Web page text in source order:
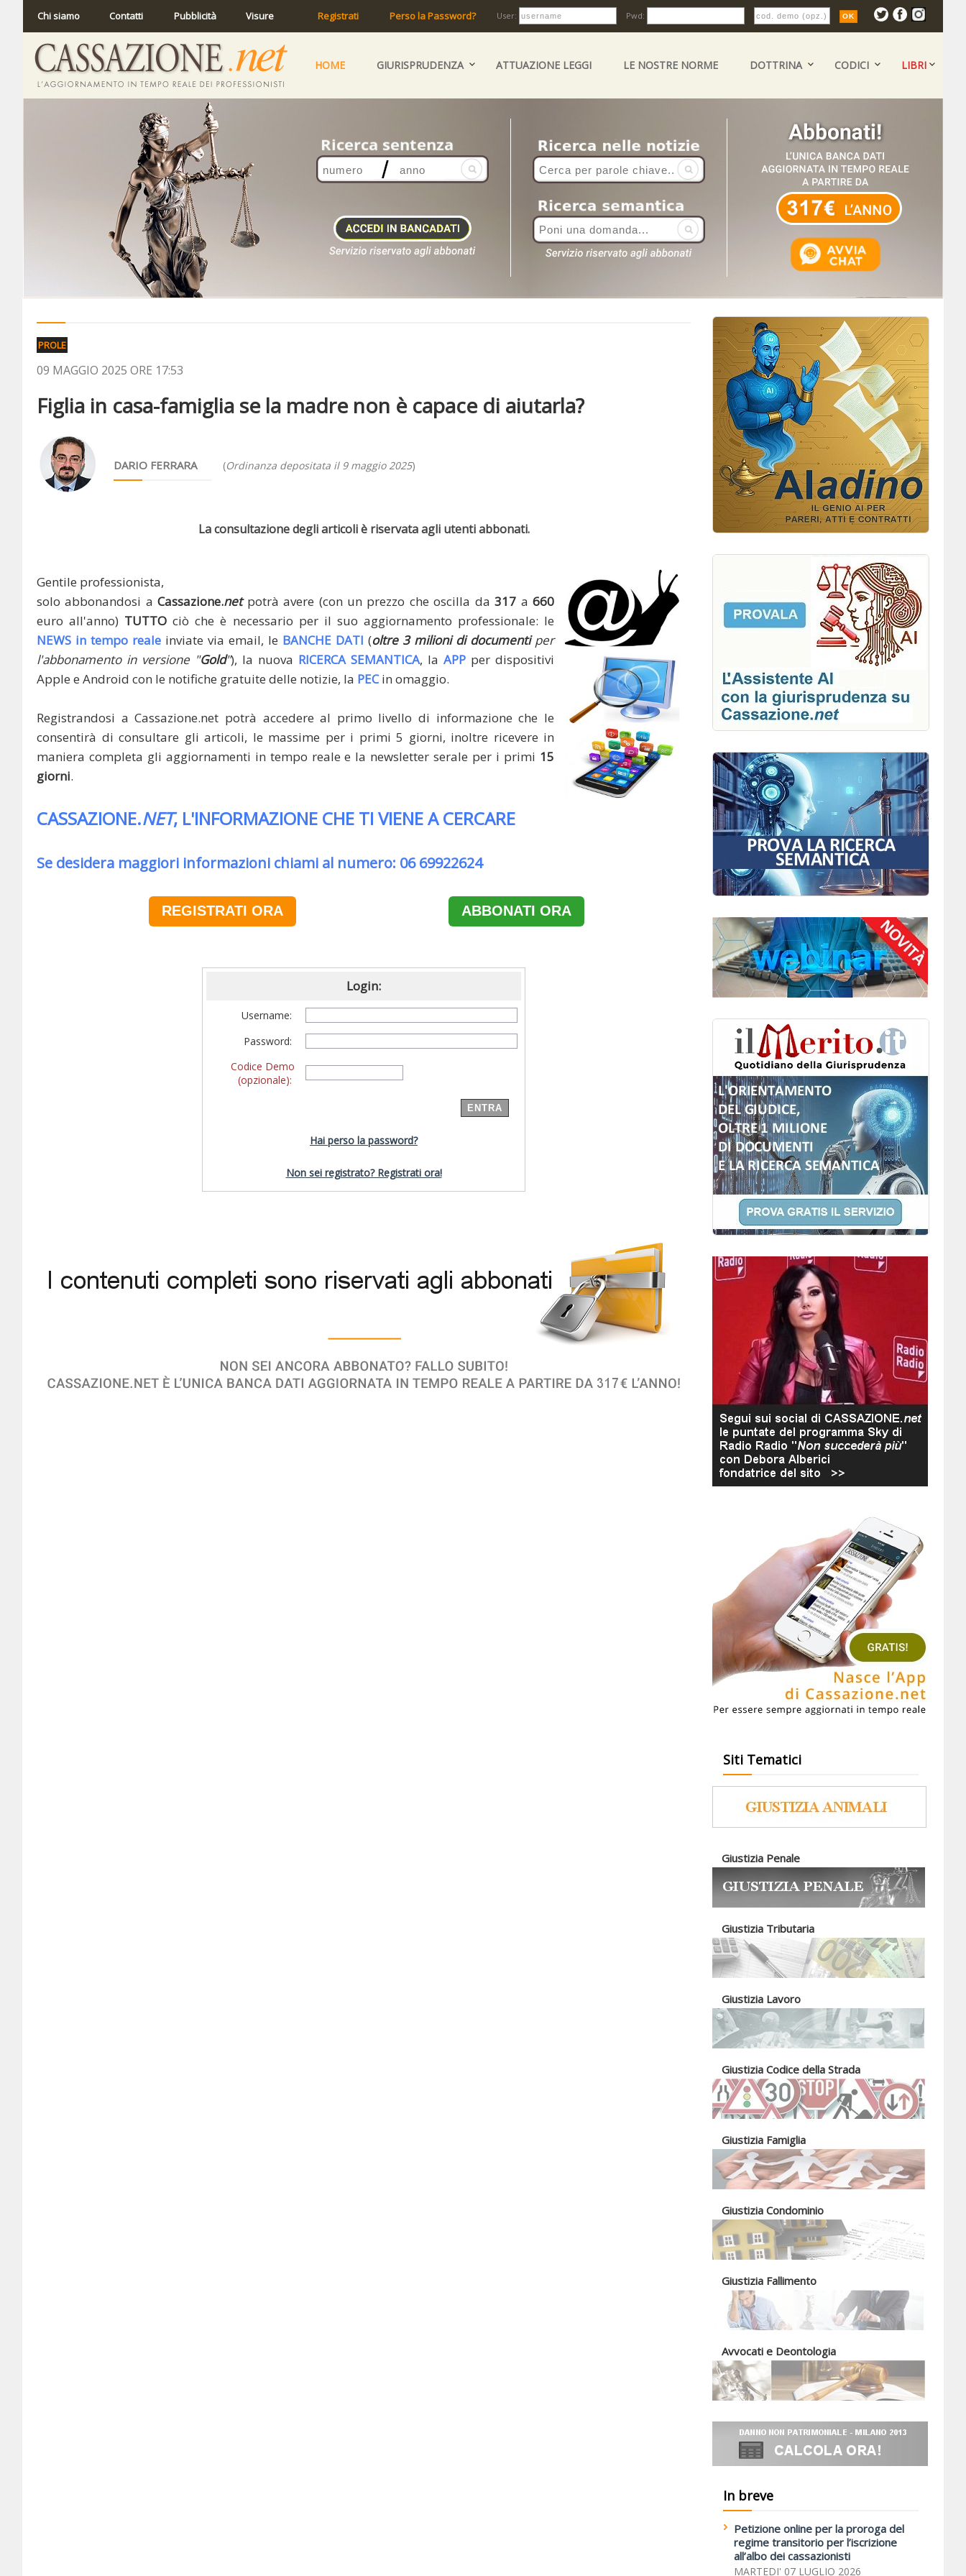
Chi siamo Contatti Pubblicità Visure Registrati Perso la Password? User: Pwd:
HOME GIURISPRUDENZA ATTUAZIONE LEGGI LE NOSTRE NORME DOTTRINA CODICI LIBRI
PROLE
09 MAGGIO 2025 ORE 17:53
Figlia in casa-famiglia se la madre non è capace di aiutarla?
DARIO FERRARA (Ordinanza depositata il 9 maggio 2025)
La consultazione degli articoli è riservata agli utenti abbonati.
Gentile professionista,
solo abbonandosi aCassazione.netpotrà avere (con un prezzo che oscilla da317 a660
euro all'anno) TUTTO ciò che è necessario per il suo aggiornamento professionale: le
NEWS in tempo reale inviate via email, le BANCHE DATI (oltre 3 milioni di documentiper
l'abbonamento in versione "Gold"), la nuova RICERCA SEMANTICA, la APP per dispositivi
Apple e Android con le notifiche gratuite delle notizie, la PECin omaggio.
Registrandosi a Cassazione.net potrà accedere al primo livello di informazione che le
consentirà di consultare gli articoli, le massime per i primi 5 giorni, inoltre ricevere in
maniera completa gli aggiornamenti in tempo reale e la newsletter serale per i primi 15
giorni.
CASSAZIONE.NET, L'INFORMAZIONE CHE TI VIENE A CERCARE
Se desidera maggiori informazioni chiami al numero: 06 69922624
REGISTRATI ORA ABBONATI ORA
Login:
Username:
Password:
Codice Demo
(opzionale):
Hai perso la password?
Non sei registrato? Registrati ora!
Siti Tematici
Giustizia Penale
Giustizia Tributaria
Giustizia Lavoro
Giustizia Codice della Strada
Giustizia Famiglia
Giustizia Condominio
Giustizia Fallimento
Avvocati e Deontologia
In breve
Petizione online per la proroga del
regime transitorio per l’iscrizione
all’albo dei cassazionisti
MARTEDI' 07 LUGLIO 2026